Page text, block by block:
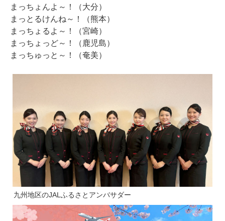
まっちょんよ～！（大分）
まっとるけんね～！（熊本）
まっちょるよ～！（宮崎）
まっちょっど～！（鹿児島）
まっちゅっと～！（奄美）
九州地区のJALふるさとアンバサダー